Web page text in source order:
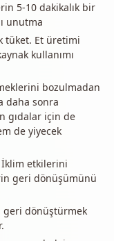
5-10 dakikalık bir
unutma
tüket. Et üretimi
kullanımı
bozulmadan
daha sonra
gıdalar için de
de yiyecek
İklim etkilerini
geri dönüşümünü
geri dönüştürmek